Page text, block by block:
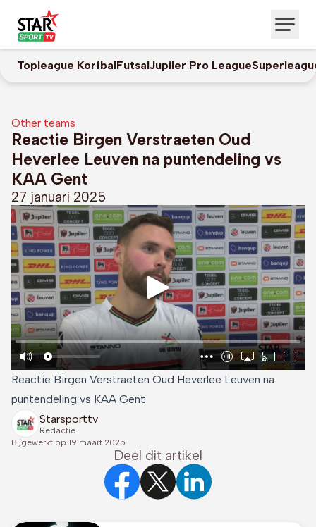
Topleague KorfbalFutsalJupiler Pro League
Other teams
Reactie Birgen Verstraeten Oud
Heverlee Leuven na puntendeling vs
KAA Gent
27 januari 2025
Reactie Birgen Verstraeten Oud Heverlee Leuven na
puntendeling vs KAA Gent
Starsporttv
Redactie
Bijgewerkt op 19 maart 2025
Deel dit artikel